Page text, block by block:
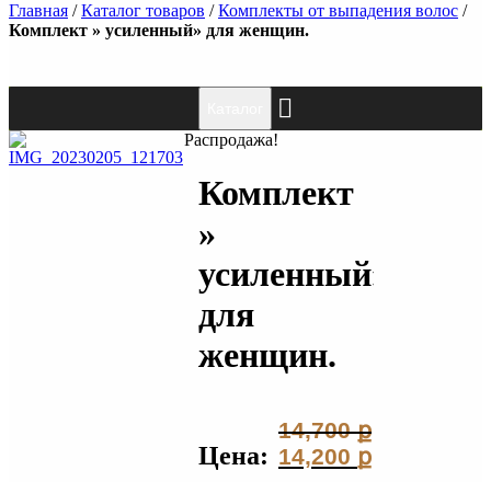
Главная /Каталог товаров /Комплекты от выпадения волос /
Комплект » усиленный» для женщин.
Распродажа!
Комплект
»
усиленный»
для
женщин.
Цена:
14,700ք
Первоначальная
цена
14,200 ք